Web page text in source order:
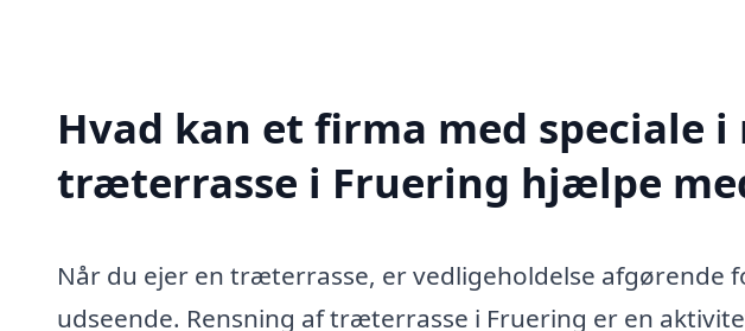
Hvad kan et firma med speciale
træterrasse i Fruering hjælpe
Når du ejer en træterrasse, er vedligeholdelse afgørende
udseende. Rensning af træterrasse i Fruering er en